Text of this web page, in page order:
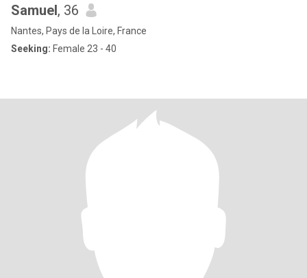
Samuel, 36
Nantes, Pays de la Loire, France
Seeking: Female 23 - 40